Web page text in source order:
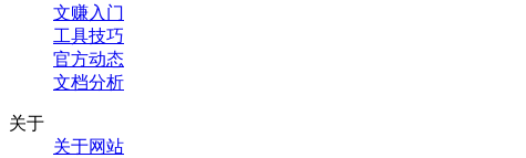
文赚入门
工具技巧
官方动态
文档分析
关于
关于网站